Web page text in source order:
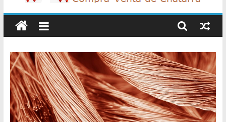
Chatarreros
–
Precio
de